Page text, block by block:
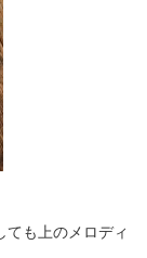
も上のメロディ